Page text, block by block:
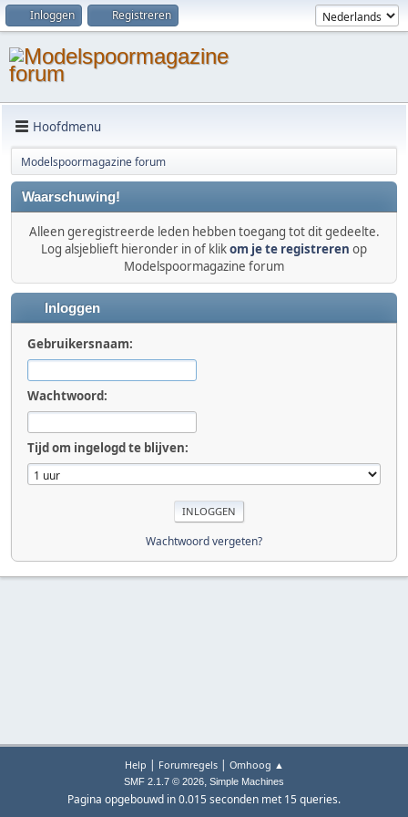
Inloggen Registreren
Hoofdmenu
Modelspoormagazine forum
Waarschuwing!
Alleen geregistreerde leden hebben toegang tot dit gedeelte.
Log alsjeblieft hieronder in of klikom je te registreren op
Modelspoormagazine forum
Inloggen
Gebruikersnaam:
Wachtwoord:
Tijd om ingelogd te blijven:
Wachtwoord vergeten?
Help | Forumregels| Omhoog ▲
SMF 2.1.7 © 2026, Simple Machines
Pagina opgebouwd in 0.015 seconden met 15 queries.